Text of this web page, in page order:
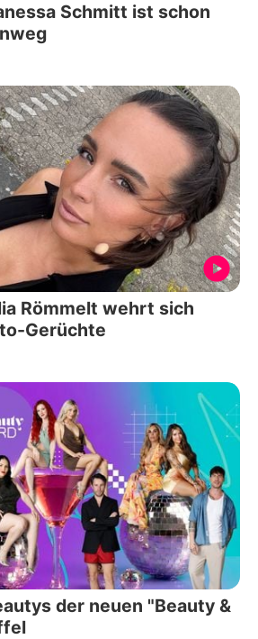
Schmitt ist schon
Römmelt wehrt sich
Gerüchte
der neuen "Beauty &